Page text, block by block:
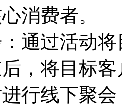
消费者。
过活动将
，将目标
行线下聚